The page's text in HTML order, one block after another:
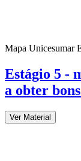
Mapa Unicesumar
Estágio 5 -
a obter
Ver Material